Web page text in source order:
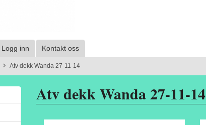
Logg inn Kontakt oss
Atv dekk Wanda 27-11-14
Atv dekk Wanda 27-11-14